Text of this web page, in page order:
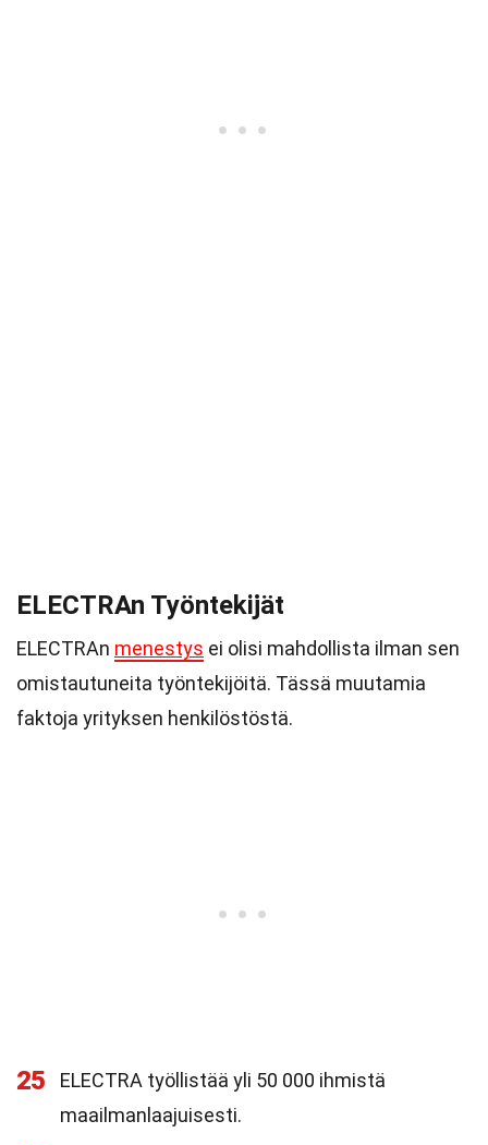
ELECTRAn Työntekijät
ELECTRAn menestys ei olisi mahdollista ilman sen
omistautuneita työntekijöitä. Tässä muutamia
faktoja yrityksen henkilöstöstä.
25
ELECTRA työllistää yli 50 000 ihmistä
maailmanlaajuisesti.